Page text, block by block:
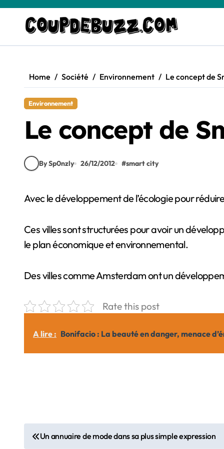
content
Home Société Environnement Le concept de
Environnement
Le concept de
By Sp0nzly 26/12/2012 #smart city
Avec le développement de l’écologie pour
Ces villes sont structurées pour avoir un
le plan économique et environnemental.
Des villes comme Amsterdam ont un
Rate this post
A lire : Bonifacio : La beauté en danger, menace
N Un annuaire de mode dans sa plus simple expression